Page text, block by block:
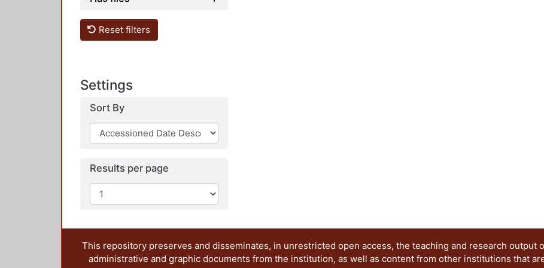
Reset filters
Settings
Sort By
Results per page
This repository preserves and disseminates, in unrestricted open access, the teaching and research output
administrative and graphic documents from the institution, as well as content from other institutions that